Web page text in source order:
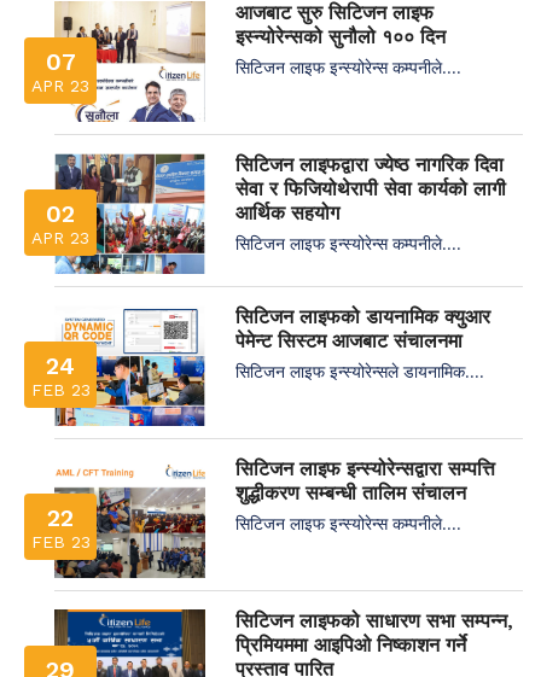
07
APR 23
आजबाट सुरु सिटिजन लाइफ
इस्न्योरेन्सको सुनौलो १०० दिन
सिटिजन लाइफ इन्स्योरेन्स कम्पनीले....
02
APR 23
सिटिजन लाइफद्वारा ज्येष्ठ नागरिक दिवा
सेवा र फिजियोथेरापी सेवा कार्यको लागी
आर्थिक सहयोग
सिटिजन लाइफ इन्स्योरेन्स कम्पनीले....
24
FEB 23
सिटिजन लाइफको डायनामिक क्युआर
पेमेन्ट सिस्टम आजबाट संचालनमा
सिटिजन लाइफ इन्स्योरेन्सले डायनामिक....
22
FEB 23
सिटिजन लाइफ इन्स्योरेन्सद्वारा सम्पत्ति
शुद्धीकरण सम्बन्धी तालिम संचालन
सिटिजन लाइफ इन्स्योरेन्स कम्पनीले....
29
सिटिजन लाइफको साधारण सभा सम्पन्न,
प्रिमियममा आइपिओ निष्काशन गर्ने
प्रस्ताव पारित